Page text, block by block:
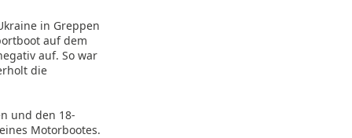
in Greppen
auf dem
auf. So war
die
und den 18-
Motorbootes.